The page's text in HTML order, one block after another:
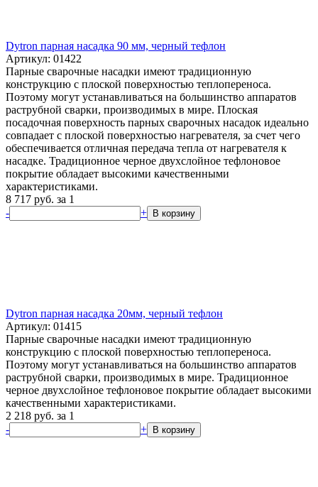
Dytron парная насадка 90 мм, черный тефлон
Артикул: 01422
Парные сварочные насадки имеют традиционную
конструкцию с плоской поверхностью теплопереноса.
Поэтому могут устанавливаться на большинство аппаратов
раструбной сварки, производимых в мире. Плоская
посадочная поверхность парных сварочных насадок идеально
совпадает с плоской поверхностью нагревателя, за счет чего
обеспечивается отличная передача тепла от нагревателя к
насадке. Традиционное черное двухслойное тефлоновое
покрытие обладает высокими качественными
характеристиками.
8 717 руб. за 1
-
+ В корзину
Dytron парная насадка 20мм, черный тефлон
Артикул: 01415
Парные сварочные насадки имеют традиционную
конструкцию с плоской поверхностью теплопереноса.
Поэтому могут устанавливаться на большинство аппаратов
раструбной сварки, производимых в мире. Традиционное
черное двухслойное тефлоновое покрытие обладает высокими
качественными характеристиками.
2 218 руб. за 1
-
+ В корзину